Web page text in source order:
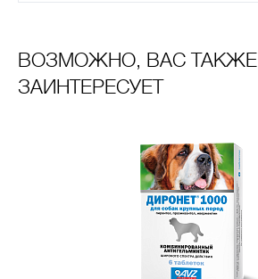
ВОЗМОЖНО, ВАС ТАКЖЕ
ЗАИНТЕРЕСУЕТ